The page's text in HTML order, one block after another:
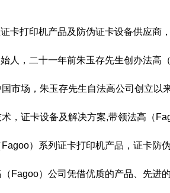
卡打印机产品及防伪证卡设备供应商
人，二十一年前朱玉存先生创办法高
市场，朱玉存先生自法高公司创立以
，证卡设备及解决方案,带领法高（
）系列证卡打印机产品，证卡防
Fagoo）公司凭借优质的产品、先进